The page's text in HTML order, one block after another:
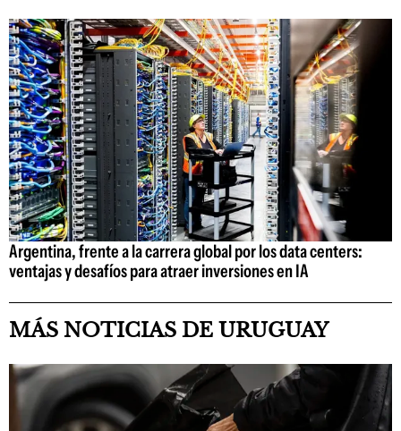
Argentina, frente a la carrera global por los data centers:
ventajas y desafíos para atraer inversiones en IA
MÁS NOTICIAS DE URUGUAY